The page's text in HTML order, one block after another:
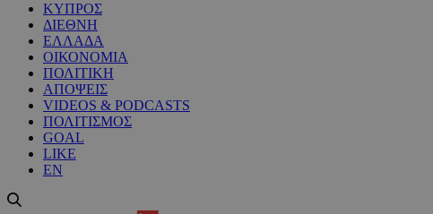
ΚΥΠΡΟΣ
ΔΙΕΘΝΗ
ΕΛΛΑΔΑ
ΟΙΚΟΝΟΜΙΑ
ΠΟΛΙΤΙΚΗ
ΑΠΟΨΕΙΣ
VIDEOS & PODCASTS
ΠΟΛΙΤΙΣΜΟΣ
GOAL
LIKE
EN